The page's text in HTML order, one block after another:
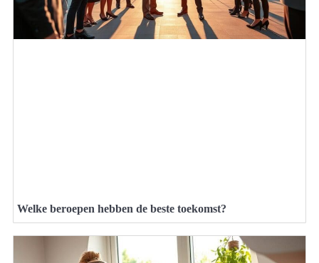
Welke beroepen hebben de beste toekomst?